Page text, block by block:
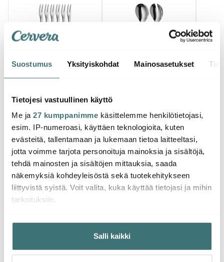
Suostumus Yksityiskohdat Mainosasetukset
Tietojesi vastuullinen käyttö
Me ja 27 kumppanimme käsittelemme henkilötietojasi,
esim. IP-numeroasi, käyttäen teknologioita, kuten
evästeitä, tallentamaan ja lukemaan tietoa laitteeltasi,
jotta voimme tarjota personoituja mainoksia ja sisältöjä,
tehdä mainosten ja sisältöjen mittauksia, saada
näkemyksiä kohdeyleisöstä sekä tuotekehitykseen
liittyvistä syistä. Voit valita, kuka käyttää tietojasi ja mihin
tarkoituksiin.
Jos sallit, haluamme myös tehdä seuraavia:
Kerätä tietoja maantieteellisestä sijainnistasi,
mahdollisesti muutaman metrin tarkkuudella
Salli kaikki
Wmf
6 kpl
20.00 €
Muutama jäljellä
25 cm
23.00 €
Saatavilla
Saatat pitää myös näistä